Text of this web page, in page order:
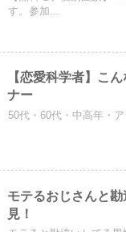
す。参加...
【恋愛科学者】こ
ナー
50代・60代・中高年・
モテるおじさんと
見！